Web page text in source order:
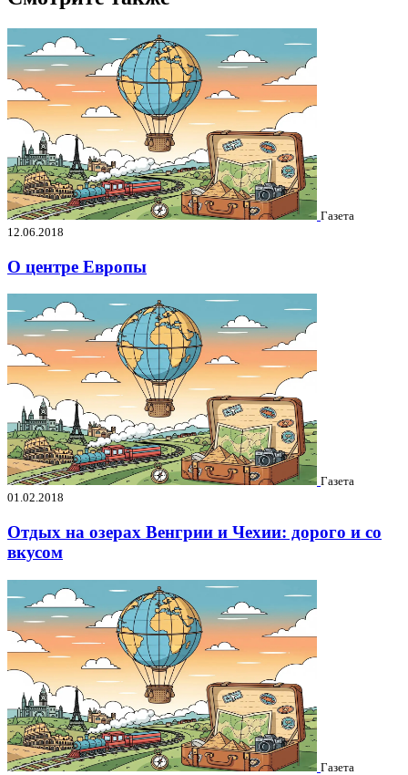
Газета
12.06.2018
О центре Европы
Газета
01.02.2018
Отдых на озерах Венгрии и Чехии: дорого и со
вкусом
Газета